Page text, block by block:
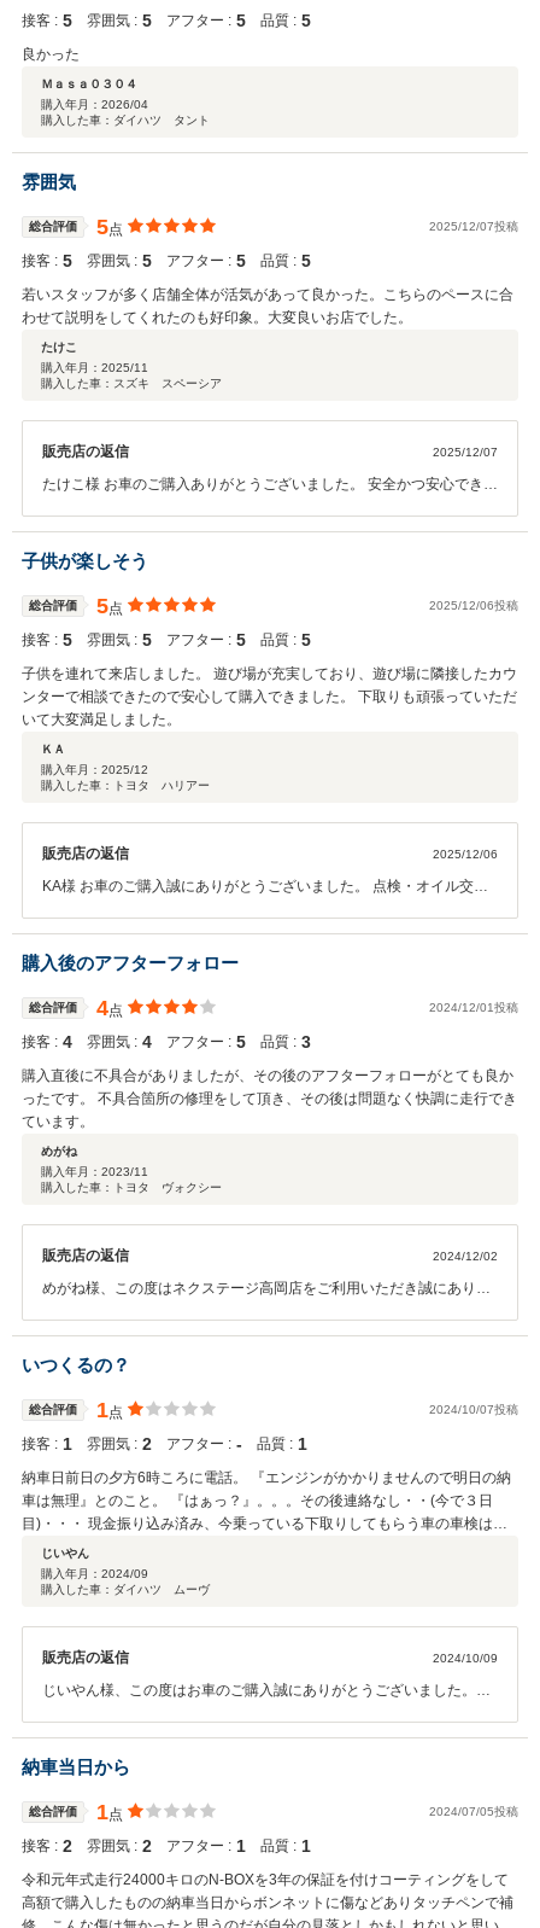
接客 : 5 雰囲気 : 5 アフター : 5 品質 : 5
良かった
Ｍａｓａ０３０４
購入年月： 2026/04
購入した車：ダイハツ タント
雰囲気
総合評価 5点 2025/12/07投稿
接客 : 5 雰囲気 : 5 アフター : 5 品質 : 5
若いスタッフが多く店舗全体が活気があって良かった。こちらのペースに合
わせて説明をしてくれたのも好印象。大変良いお店でした。
たけこ
購入年月： 2025/11
購入した車：スズキ スペーシア
販売店の返信 2025/12/07
たけこ様 お車のご購入ありがとうございました。 安全かつ安心できる
フターフォローに関しても万全な準備を整えてお待ちしております。
ご利用の際はよろしくお願いします。
子供が楽しそう
総合評価 5点 2025/12/06投稿
接客 : 5 雰囲気 : 5 アフター : 5 品質 : 5
子供を連れて来店しました。 遊び場が充実しており、遊び場に隣接したカウ
ンターで相談できたので安心して購入できました。 下取りも頑張っていただ
いて大変満足しました。
ＫＡ
購入年月： 2025/12
購入した車：トヨタ ハリアー
販売店の返信 2025/12/06
KA様 お車のご購入誠にありがとうございました。 点検・オイル交換
い。 その他お車のご不明点等ありましたらお気軽にご相談ください。
引き続きよろしくお願いします。
購入後のアフターフォロー
総合評価 4点 2024/12/01投稿
接客 : 4 雰囲気 : 4 アフター : 5 品質 : 3
購入直後に不具合がありましたが、その後のアフターフォローがとても良か
ったです。 不具合箇所の修理をして頂き、その後は問題なく快調に走行でき
ています。
めがね
購入年月： 2023/11
購入した車：トヨタ ヴォクシー
販売店の返信 2024/12/02
めがね様、この度はネクステージ高岡店をご利用いただき誠にありが
く思います。またお車の不具合等ございましたらいつでもご連絡くだ
さい。今後ともよろしくお願いいたします。
いつくるの？
総合評価 1点 2024/10/07投稿
接客 : 1 雰囲気 : 2 アフター : ‐ 品質 : 1
納車日前日の夕方6時ころに電話。 『エンジンがかかりませんので明日の納
車は無理』とのこと。 『はぁっ？』。。。その後連絡なし・・(今で３日
目)・・・ 現金振り込み済み、今乗っている下取りしてもらう車の車検はあ
と２週間・・・ この店大丈夫？
じいやん
購入年月： 2024/09
購入した車：ダイハツ ムーヴ
販売店の返信 2024/10/09
じいやん様、この度はお車のご購入誠にありがとうございました。ま
ません。担当者はじめネクステージ高岡店一同、お車を万全の状態で
お渡しできるよう早急に対応させていただきます。この度はご不快の
うな不手際がないよう、十分注意してまいりますので、今後ともよろ
しくお願いいたします。
納車当日から
総合評価 1点 2024/07/05投稿
接客 : 2 雰囲気 : 2 アフター : 1 品質 : 1
令和元年式走行24000キロのN-BOXを3年の保証を付けコーティングをして
高額で購入したものの納車当日からボンネットに傷などありタッチペンで補